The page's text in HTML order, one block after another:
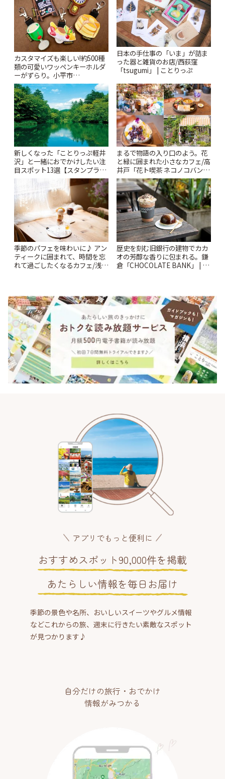
カスタマイズも楽しい!約500種
類の可愛いワッペンキーホルダ
ーがずらり。小平市
「Kimamaya T&K」 | ことりっ
ぷ
日本の手仕事の「いま」が詰ま
った器と雑貨のお店/西荻窪
「tsugumi」 | ことりっぷ
新しくなった「ことりっぷ軽井
沢」と一緒におでかけしたい注
目スポット13選【スタンプラリ
ー開催中】 | ことりっぷ
まるで物語の入り口のよう。花
と緑に囲まれた小さなカフェ/高
井戸「花ト喫茶 ネコノコバン」
| ことりっぷ
季節のパフェを味わいに♪ アン
ティークに囲まれて、時間を忘
れて過ごしたくなるカフェ/浅草
歴史を刻む旧銀行の建物でカカ
オの芳醇な香りに包まれる。鎌
倉「CHOCOLATE BANK」 | こ
アプリでもっと便利に
おすすめスポット90,000件を掲載
あたらしい情報を毎日お届け
季節の景色や名所、おいしいスイーツやグルメ情報
などこれからの旅、週末に行きたい素敵なスポット
が見つかります♪
自分だけの旅行・おでかけ
情報がみつかる